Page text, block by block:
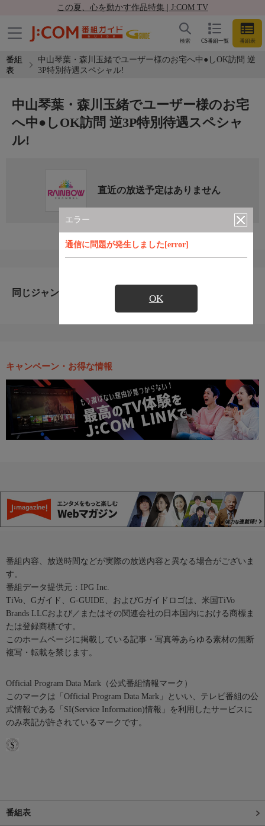
この夏、心を動かす作品特集 | J:COM TV
CS番組一覧 番組表
検索
番組
表
中山琴葉・森川玉緒でユーザー様のお宅へ中●しOK訪問 逆
3P特別待遇スペシャル!
エラー
通信に問題が発生しました[error]
OK
中山琴葉・森川玉緒でユーザー様のお宅
へ中●しOK訪問 逆3P特別待遇スペシャ
ル!
直近の放送予定はありません
同じジャンルのおすすめ番組
キャンペーン・お得な情報
番組内容、放送時間などが実際の放送内容と異なる場合がございま
す。
番組データ提供元：IPG Inc.
TiVo、Gガイド、G-GUIDE、およびGガイドロゴは、米国TiVo
Brands LLCおよび／またはその関連会社の日本国内における商標ま
たは登録商標です。
このホームページに掲載している記事・写真等あらゆる素材の無断
複写・転載を禁じます。
Official Program Data Mark（公式番組情報マーク）
このマークは「Official Program Data Mark」といい、テレビ番組の公
式情報である「SI(Service Information)情報」を利用したサービスに
のみ表記が許されているマークです。
番組表